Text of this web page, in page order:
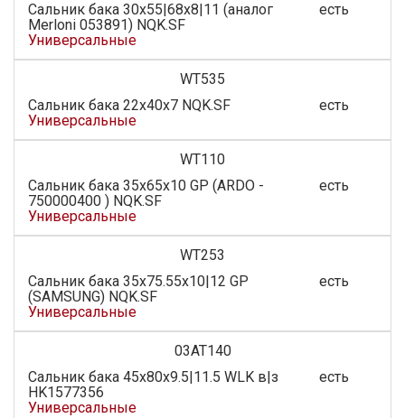
Сальник бака 30x55|68x8|11 (аналог
Merloni 053891) NQK.SF
Универсальные
есть
WT535
Сальник бака 22х40х7 NQK.SF
Универсальные
есть
WT110
Сальник бака 35x65x10 GP (ARDO -
750000400 ) NQK.SF
Универсальные
есть
WT253
Сальник бака 35х75.55х10|12 GP
(SAMSUNG) NQK.SF
Универсальные
есть
03AT140
Сальник бака 45x80x9.5|11.5 WLK в|з
HK1577356
Универсальные
есть